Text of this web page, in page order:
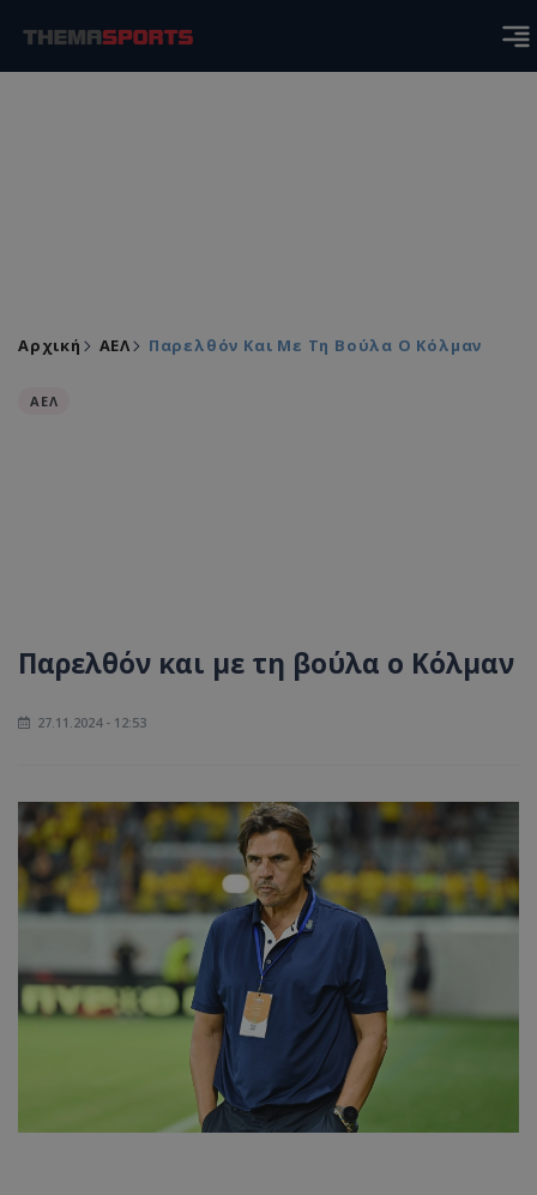
Αρχική ΑΕΛ Παρελθόν Και Με Τη Βούλα Ο Κόλμαν
ΑΕΛ
Παρελθόν και με τη βούλα ο Κόλμαν
27.11.2024 - 12:53